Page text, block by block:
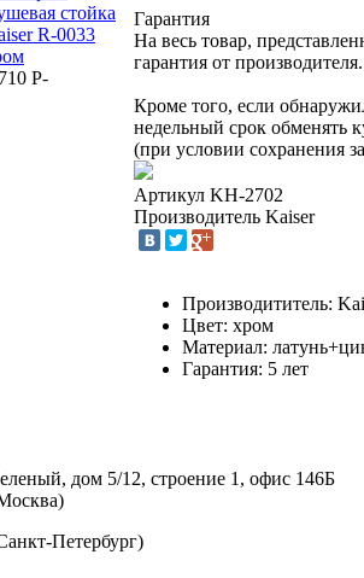
стойка
R-0033
P-
Смеситель
KAISER Sensor
38311 тюльпан
(Electric power)
сенсор/рукоятка
18 640
Лейка
SH-210
черная
2 390P-
Гарантия
На весь товар,
гарантия от производителя.
Кроме того, если
недельный срок обменять
(при условии сохранения
Артикул KH-2702
Производитель Kaiser
Производититель:
Цвет: хром
Материал:
Гарантия: 5 лет
дом 5/12, строение 1, офис 146Б
Петербург)